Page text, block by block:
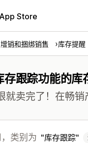
Store
增销和捆绑销售 库存提醒
存跟踪功能的库
就卖完了！在畅销
类别为 库存跟踪